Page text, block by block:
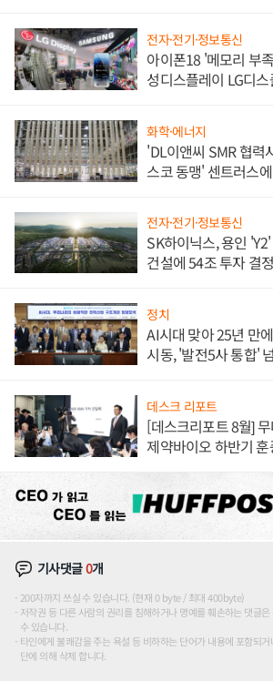
전자·전기·정보통신
아이폰18 '메모리 부
성디스플레이 LG디
화학·에너지
'DL이앤씨 SMR 협력
스코 동맹' 센트러스
전자·전기·정보통신
SK하이닉스, 용인
건설에 54조 투자 결정
정치
AI시대 맞아 25년 만
시동, '발전5사 통합'
데스크 리포트
[데스크리포트 8월]
제약바이오 하반기
기사댓글0개
200자까지 쓰실 수 있습니다. (현재 0 byte / 최대 400byte)
저작권 등 다른 사람의 권리를 침해하거나 명예를 훼손하는 댓글
수 있습니다.
타인에게 불쾌감을 주는 욕설 등 비하하는 단어가 내용에 포함되
단에 의해 삭제 합니다.